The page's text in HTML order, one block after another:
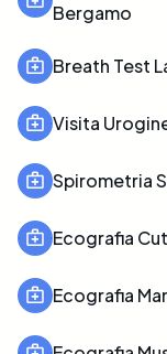
Bergamo
Breath Test
Visita
Spirometria
Ecografia
Ecografia